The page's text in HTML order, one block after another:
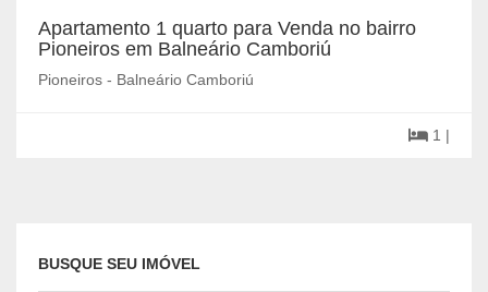
Apartamento 1 quarto para Venda no bairro
Pioneiros em Balneário Camboriú
Pioneiros - Balneário Camboriú
1 |
BUSQUE SEU IMÓVEL